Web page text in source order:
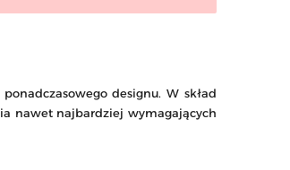
designu. W skład
nawet najbardziej wymagających